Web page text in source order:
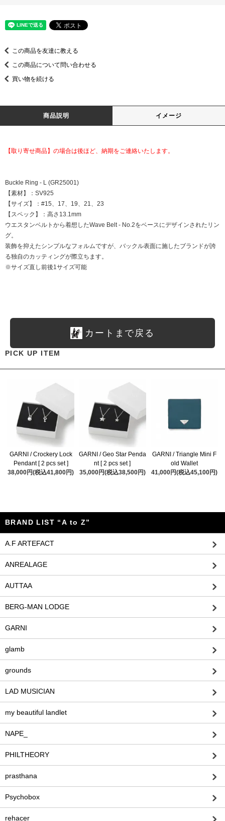
この商品を友達に教える
この商品について問い合わせる
買い物を続ける
商品説明 イメージ
【取り寄せ商品】の場合は後ほど、納期をご連絡いたします。
Buckle Ring - L (GR25001)
【素材】：SV925
【サイズ】：#15、17、19、21、23
【スペック】：高さ13.1mm
ウエスタンベルトから着想したWave Belt - No.2をベースにデザインされたリン
グ。
装飾を抑えたシンプルなフォルムですが、バックル表面に施したブランドが誇
る独自のカッティングが際立ちます。
※サイズ直し前後1サイズ可能
カートまで戻る
PICK UP ITEM
GARNI / Crockery Lock
Pendant [ 2 pcs set ]
38,000円(税込41,800円)
GARNI / Geo Star Penda
nt [ 2 pcs set ]
35,000円(税込38,500円)
GARNI / Triangle Mini F
old Wallet
41,000円(税込45,100円)
BRAND LIST “A to Z”
A.F ARTEFACT
ANREALAGE
AUTTAA
BERG-MAN LODGE
GARNI
glamb
grounds
LAD MUSICIAN
my beautiful landlet
NAPE_
PHILTHEORY
prasthana
Psychobox
rehacer